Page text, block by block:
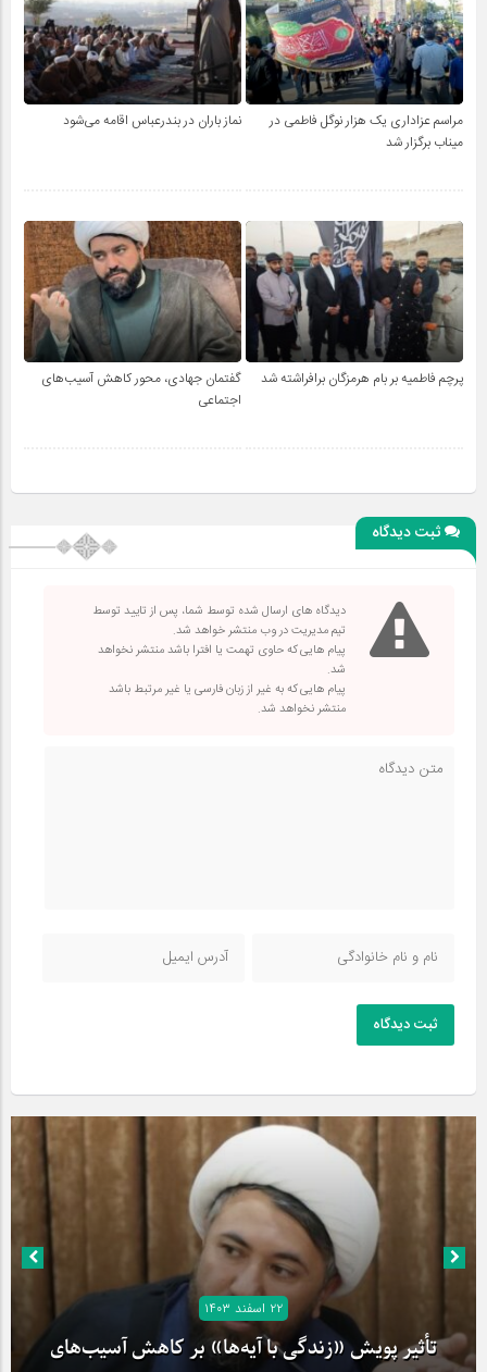
مراسم عزاداری یک هزار نوگل فاطمی در
میناب برگزار شد
نماز باران در بندرعباس اقامه می‌شود
پرچم فاطمیه بر بام هرمزگان برافراشته شد
گفتمان جهادی، محور کاهش آسیب‌های
اجتماعی
ثبت دیدگاه
دیدگاه های ارسال شده توسط شما، پس از تایید توسط
تیم مدیریت در وب منتشر خواهد شد.
پیام هایی که حاوی تهمت یا افترا باشد منتشر نخواهد
شد.
پیام هایی که به غیر از زبان فارسی یا غیر مرتبط باشد
منتشر نخواهد شد.
ثبت دیدگاه
۲۲ اسفند ۱۴۰۳
تأثیر پویش «زندگی با آیه‌ها» بر کاهش آسیب‌های